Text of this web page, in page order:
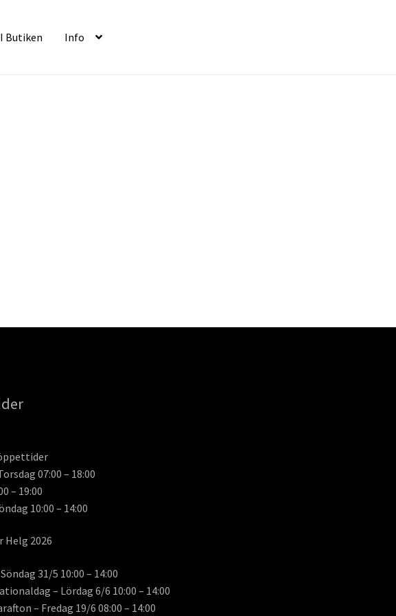
Butiken Info
07:00 – 18:00
– 19:00
10:00 – 14:00
2026
31/5 10:00 – 14:00
– Lördag 6/6 10:00 – 14:00
– Fredag 19/6 08:00 – 14:00